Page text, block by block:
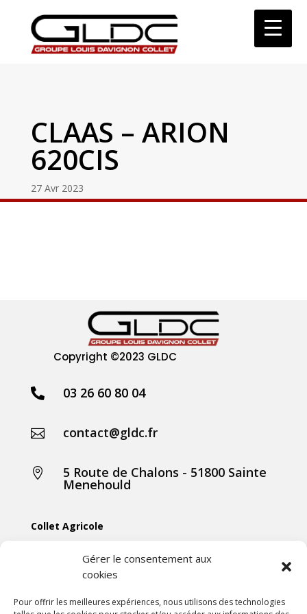
Gérer le consentement aux
cookies
Pour offrir les meilleures expériences, nous utilisons des technologies
CLAAS – ARION
620CIS
27 Avr 2023
Copyright ©2023 GLDC
 03 26 60 80 04
 contact@gldc.fr
 5 Route de Chalons - 51800 Sainte
Menehould
Collet Agricole
Collet Motoculture
Collet Élevage